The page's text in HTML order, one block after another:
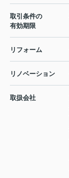
取引条件の
有効期限
リフォーム
リノベーション
取扱会社